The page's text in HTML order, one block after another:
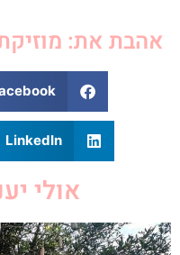
אהבת את:
LinkedIn
אולי